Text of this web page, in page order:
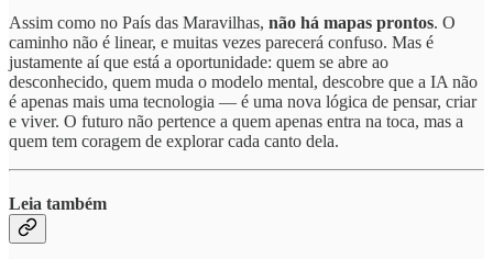
Assim como no País das Maravilhas, não há mapas prontos. O
caminho não é linear, e muitas vezes parecerá confuso. Mas é
justamente aí que está a oportunidade: quem se abre ao
desconhecido, quem muda o modelo mental, descobre que a IA não
é apenas mais uma tecnologia — é uma nova lógica de pensar, criar
e viver. O futuro não pertence a quem apenas entra na toca, mas a
quem tem coragem de explorar cada canto dela.
Leia também